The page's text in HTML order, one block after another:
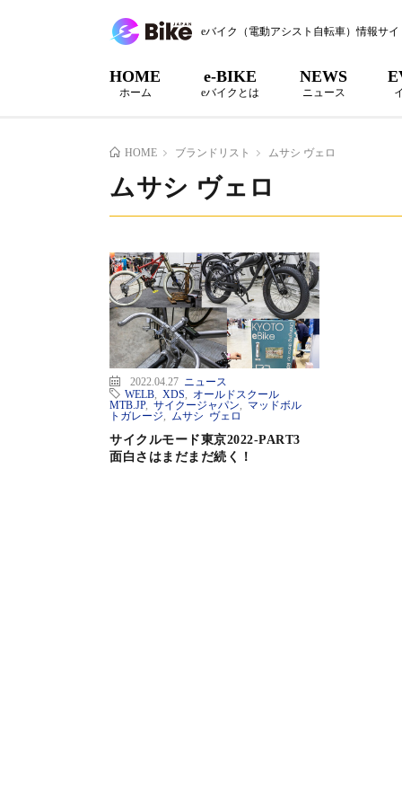
eバイク（電動アシスト自転車）情報サイ
HOME
ホーム
e-BIKE
eバイクとは
NEWS
ニュース
HOME ブランドリスト ムサシ ヴェロ
ムサシ ヴェロ
2022.04.27
ニュース
WELB
XDS
オールドスクール
MTB.JP, サイクージャパン
マッドボル
トガレージ
ムサシ ヴェロ
サイクルモード東京2022-PART3
面白さはまだまだ続く！